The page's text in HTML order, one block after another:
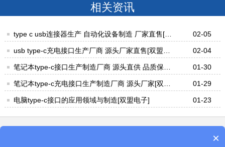
相关资讯
type c usb连接器生产 自动化设备制造 厂家直售[双
盟电子]
02-05
usb type-c充电接口生产厂商 源头厂家直售[双盟电
子]
02-04
笔记本type-c接口生产制造厂商 源头直供 品质保障
[双盟电子]
01-30
笔记本type-c充电接口生产制造厂商 源头厂家[双盟
电子]
01-29
电脑type-c接口的应用领域与制造[双盟电子] 01-23
×